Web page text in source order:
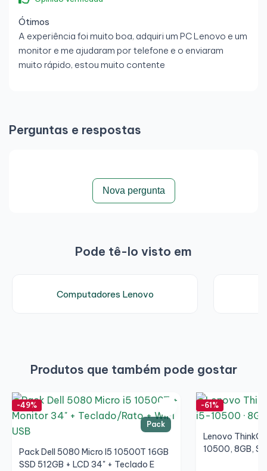
Ótimos
A experiência foi muito boa, adquiri um PC Lenovo e um
monitor e me ajudaram por telefone e o enviaram
muito rápido, estou muito contente
Perguntas e respostas
Nova pergunta
Pode tê-lo visto em
Computadores Lenovo
Produtos que também pode gostar
Pack
-49%
Pack Dell 5080 Micro I5 10500T 16GB
SSD 512GB + LCD 34" + Teclado E
-61%
Lenovo
10500, 8GB,